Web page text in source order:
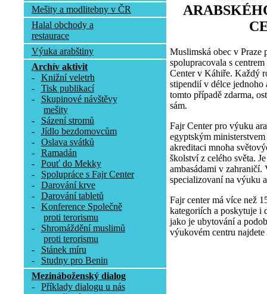
Mešity a modlitebny v ČR
Halal obchody a
restaurace
Výuka arabštiny
Archív aktivit
-
Knižní veletrh
-
Tisk publikací
-
Skupinové návštěvy
mešity
-
Sázení stromů
-
Jídlo bezdomovcům
-
Oslava svátků
-
Ramadán
-
Pouť do Mekky
-
Spolupráce s Fajr Center
-
Darování krve
-
Darování tabletů
-
Konference Společně
proti terorismu
-
Shromáždění muslimů
proti terorismu
-
Stánek míru
-
Studny pro Benin
Mezináboženský dialog
-
Příklady dialogu u nás
Muslimská obec v Praze
spolupracovala s
Center v Káhiře. Každý
stipendií v délce
tomto případě zdarma,
sám.
Fajr Center pro výuku
egyptským
akreditaci mnoha
školství z celého světa.
ambasádami v
specializovaní na výuku
Fajr center má více než
kategoriích a poskytuje i
jako je ubytování a
výukovém centru